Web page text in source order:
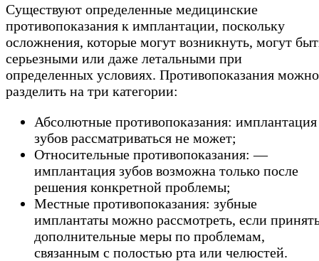
Существуют определенные медицинские
противопоказания к имплантации, поскольку
осложнения, которые могут возникнуть, могут
серьезными или даже летальными при
определенных условиях. Противопоказания можно
разделить на три категории:
Абсолютные противопоказания: имплантация
зубов рассматриваться не может;
Относительные противопоказания: —
имплантация зубов возможна только после
решения конкретной проблемы;
Местные противопоказания: зубные
имплантаты можно рассмотреть, если
дополнительные меры по проблемам,
связанным с полостью рта или челюстей.